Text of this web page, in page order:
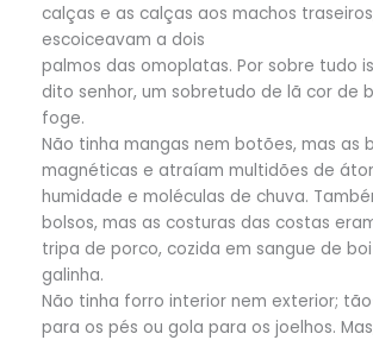
calças e as calças aos machos
escoiceavam a dois
palmos das omoplatas. Por sobre tudo
dito senhor, um sobretudo de lã cor de
foge.
Não tinha mangas nem botões, mas as
magnéticas e atraíam multidões de
humidade e moléculas de chuva.
bolsos, mas as costuras das costas
tripa de porco, cozida em sangue de
galinha.
Não tinha forro interior nem exterior;
para os pés ou gola para os joelhos.